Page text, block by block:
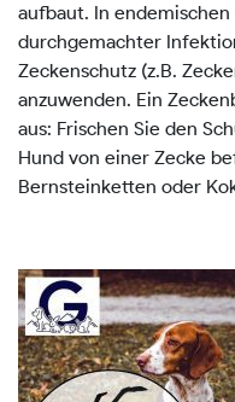
aufbaut. In
durchgemachter
Zeckenschutz (z.B.
anzuwenden. Ein
aus: Frischen Sie den
Hund von einer Zecke
Bernsteinketten oder